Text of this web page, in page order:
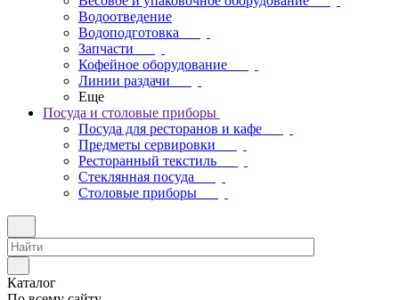
Водоотведение
Водоподготовка
Запчасти
Кофейное оборудование
Линии раздачи
Еще
Посуда и столовые приборы
Посуда для ресторанов и кафе
Предметы сервировки
Ресторанный текстиль
Стеклянная посуда
Столовые приборы
Каталог